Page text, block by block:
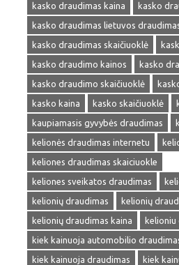
kasko draudimas kaina
kasko
kasko draudimas lietuvos
kasko draudimas skaičiuoklė
kasko draudimo kainos
kasko
kasko draudimo skaičiuoklė
kasko kaina
kasko skaičiuoklė
kaupiamasis gyvybės draudimas
kelionės draudimas internetu
keliones draudimas skaiciuokle
keliones sveikatos draudimas
kelionių draudimas
kelionių
kelionių draudimas kaina
kelioniu
kiek kainuoja automobilio
kiek kainuoja draudimas
kiek